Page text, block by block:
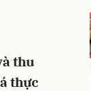
thu
thực